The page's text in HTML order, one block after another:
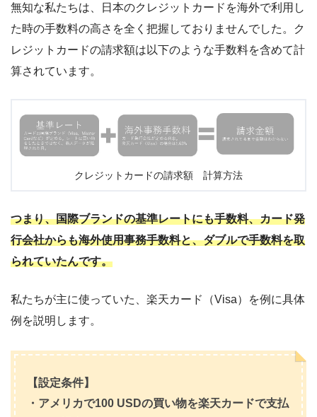
無知な私たちは、日本のクレジットカードを海外で利用し
た時の手数料の高さを全く把握しておりませんでした。ク
レジットカードの請求額は以下のような手数料を含めて計
算されています。
クレジットカードの請求額 計算方法
つまり、国際ブランドの基準レートにも手数料、カード発
行会社からも海外使用事務手数料と、ダブルで手数料を取
られていたんです。
私たちが主に使っていた、楽天カード（Visa）を例に具体
例を説明します。
【設定条件】
・アメリカで100 USDの買い物を楽天カードで支払